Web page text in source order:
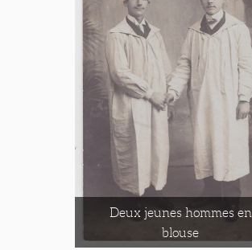
Deux jeunes hommes en
blouse